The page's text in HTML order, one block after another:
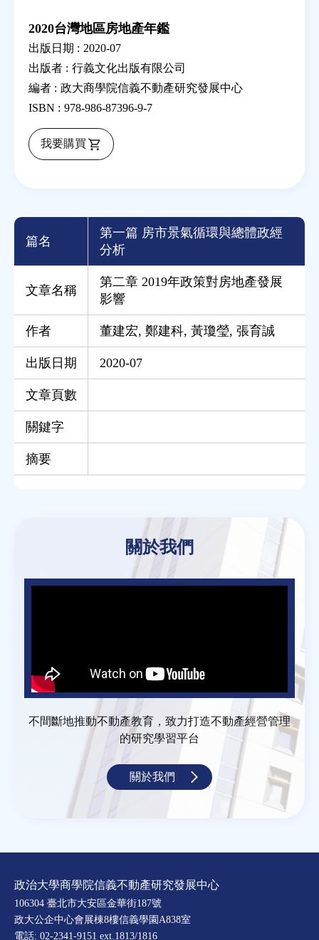
2020台灣地區房地產年鑑
出版日期 : 2020-07
出版者 : 行義文化出版有限公司
編者 : 政大商學院信義不動產研究發展中心
ISBN : 978-986-87396-9-7
我要購買
篇名
第一篇 房市景氣循環與總體政經
分析
文章名稱
第二章 2019年政策對房地產發展
影響
作者 董建宏,鄭建科,黃瓊瑩,張育誠
出版日期 2020-07
文章頁數
關鍵字
摘要
關於我們
不間斷地推動不動產教育，致力打造不動產經營管理
的研究學習平台
關於我們
政治大學商學院信義不動產研究發展中心
106304 臺北市大安區金華街187號
政大公企中心會展棟8樓信義學園A838室
電話: 02-2341-9151 ext.1813/1816